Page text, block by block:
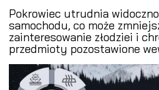
Pokrowiec utrudnia
samochodu, co może
zainteresowanie złodziei i
przedmioty pozostawione